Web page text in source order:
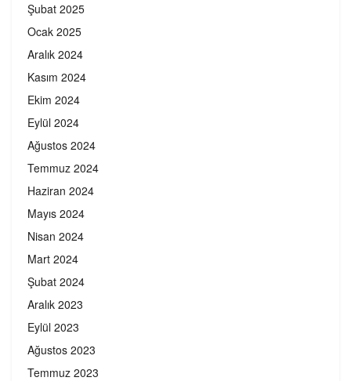
Şubat 2025
Ocak 2025
Aralık 2024
Kasım 2024
Ekim 2024
Eylül 2024
Ağustos 2024
Temmuz 2024
Haziran 2024
Mayıs 2024
Nisan 2024
Mart 2024
Şubat 2024
Aralık 2023
Eylül 2023
Ağustos 2023
Temmuz 2023